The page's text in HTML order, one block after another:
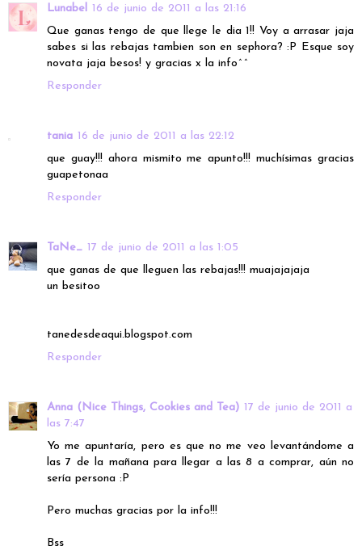
Lunabel 16 de junio de 2011 a las 21:16
Que ganas tengo de que llege le dia 1!! Voy a arrasar jaja
sabes si las rebajas tambien son en sephora? :P Esque soy
novata jaja besos! y gracias x la info^^
Responder
tania 16 de junio de 2011 a las 22:12
que guay!!! ahora mismito me apunto!!! muchísimas gracias
guapetonaa
Responder
TaNe_ 17 de junio de 2011 a las 1:05
que ganas de que lleguen las rebajas!!! muajajajaja
un besitoo
tanedesdeaqui.blogspot.com
Responder
Anna (Nice Things, Cookies and Tea) 17 de junio de 2011 a
las 7:47
Yo me apuntaría, pero es que no me veo levantándome a
las 7 de la mañana para llegar a las 8 a comprar, aún no
sería persona :P
Pero muchas gracias por la info!!!
Bss